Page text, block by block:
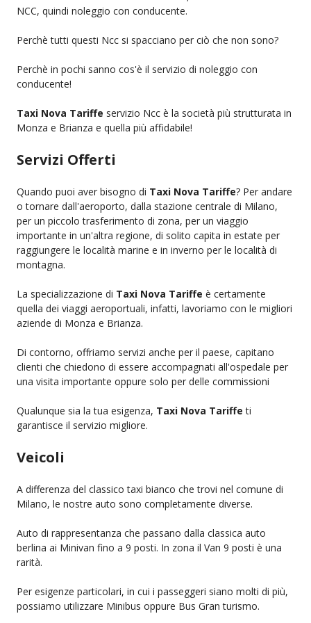
NCC, quindi noleggio con conducente.
Perchè tutti questi Ncc si spacciano per ciò che non sono?
Perchè in pochi sanno cos'è il servizio di noleggio con
conducente!
Taxi Nova Tariffe servizio Ncc è la società più strutturata in
Monza e Brianza e quella più affidabile!
Servizi Offerti
Quando puoi aver bisogno di Taxi Nova Tariffe? Per andare
o tornare dall'aeroporto, dalla stazione centrale di Milano,
per un piccolo trasferimento di zona, per un viaggio
importante in un'altra regione, di solito capita in estate per
raggiungere le località marine e in inverno per le località di
montagna.
La specializzazione di Taxi Nova Tariffe è certamente
quella dei viaggi aeroportuali, infatti, lavoriamo con le migliori
aziende di Monza e Brianza.
Di contorno, offriamo servizi anche per il paese, capitano
clienti che chiedono di essere accompagnati all'ospedale per
una visita importante oppure solo per delle commissioni
Qualunque sia la tua esigenza, Taxi Nova Tariffe ti
garantisce il servizio migliore.
Veicoli
A differenza del classico taxi bianco che trovi nel comune di
Milano, le nostre auto sono completamente diverse.
Auto di rappresentanza che passano dalla classica auto
berlina ai Minivan fino a 9 posti. In zona il Van 9 posti è una
rarità.
Per esigenze particolari, in cui i passeggeri siano molti di più,
possiamo utilizzare Minibus oppure Bus Gran turismo.